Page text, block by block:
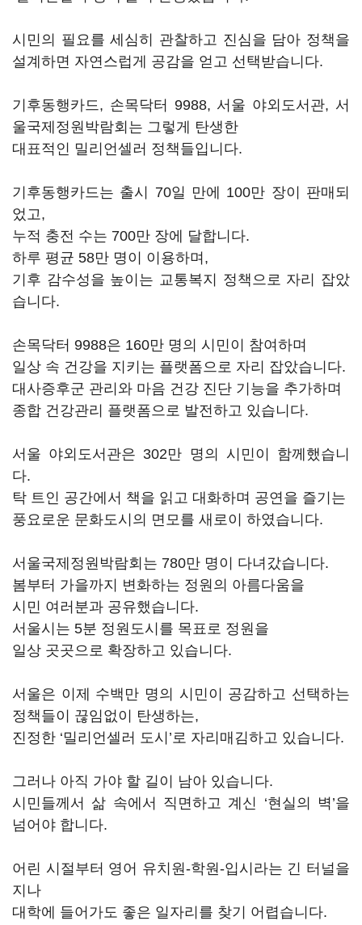
시민의 필요를 세심히 관찰하고 진심을 담아 정책을
설계하면 자연스럽게 공감을 얻고 선택받습니다.
기후동행카드, 손목닥터 9988, 서울 야외도서관, 서
울국제정원박람회는 그렇게 탄생한
대표적인 밀리언셀러 정책들입니다.
기후동행카드는 출시 70일 만에 100만 장이 판매되
었고,
누적 충전 수는 700만 장에 달합니다.
하루 평균 58만 명이 이용하며,
기후 감수성을 높이는 교통복지 정책으로 자리 잡았
습니다.
손목닥터 9988은 160만 명의 시민이 참여하며
일상 속 건강을 지키는 플랫폼으로 자리 잡았습니다.
대사증후군 관리와 마음 건강 진단 기능을 추가하며
종합 건강관리 플랫폼으로 발전하고 있습니다.
서울 야외도서관은 302만 명의 시민이 함께했습니
다.
탁 트인 공간에서 책을 읽고 대화하며 공연을 즐기는
풍요로운 문화도시의 면모를 새로이 하였습니다.
서울국제정원박람회는 780만 명이 다녀갔습니다.
봄부터 가을까지 변화하는 정원의 아름다움을
시민 여러분과 공유했습니다.
서울시는 5분 정원도시를 목표로 정원을
일상 곳곳으로 확장하고 있습니다.
서울은 이제 수백만 명의 시민이 공감하고 선택하는
정책들이 끊임없이 탄생하는,
진정한 ‘밀리언셀러 도시’로 자리매김하고 있습니다.
그러나 아직 가야 할 길이 남아 있습니다.
시민들께서 삶 속에서 직면하고 계신 ‘현실의 벽’을
넘어야 합니다.
어린 시절부터 영어 유치원-학원-입시라는 긴 터널을
지나
대학에 들어가도 좋은 일자리를 찾기 어렵습니다.